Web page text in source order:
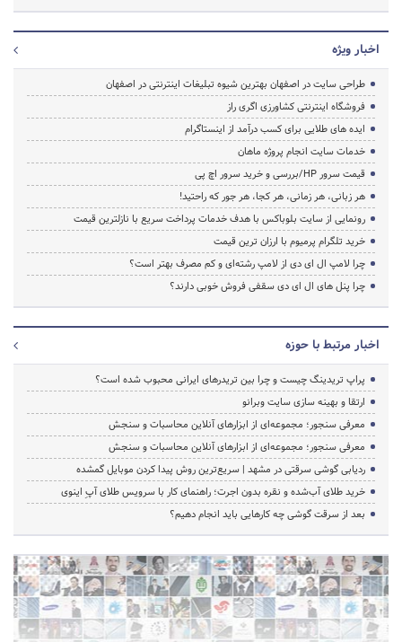
اخبار ویژه
طراحی سایت در اصفهان بهترین شیوه تبلیغات اینترنتی در اصفهان
فروشگاه اینترنتی کشاورزی اگری راز
ایده های طلایی برای کسب درآمد از اینستاگرام
خدمات سایت انجام پروژه ماهان
قیمت سرور HP/بررسی و خرید سرور اچ پی
هر زبانی، هر زمانی، هر کجا، هر جور که راحتید!
رونمایی از سایت بلوباکس با هدف خدمات پرداخت سریع با نازلترین قیمت
خرید تلگرام پرمیوم با ارزان ترین قیمت
چرا لامپ ال ای دی از لامپ رشته‌ای و کم مصرف بهتر است؟
چرا پنل های ال ای دی سقفی فروش خوبی دارند؟
اخبار مرتبط با حوزه
پراپ تریدینگ چیست و چرا بین تریدرهای ایرانی محبوب شده است؟
ارتقا و بهینه سازی سایت وبرانو
معرفی سنجور؛ مجموعه‌ای از ابزارهای آنلاین محاسبات و سنجش
معرفی سنجور؛ مجموعه‌ای از ابزارهای آنلاین محاسبات و سنجش
ردیابی گوشی سرقتی در مشهد | سریع‌ترین روش پیدا کردن موبایل گمشده
خرید طلای آب‌شده و نقره بدون اجرت؛ راهنمای کار با سرویس طلای آپِ اینوی
بعد از سرقت گوشی چه کارهایی باید انجام دهیم؟